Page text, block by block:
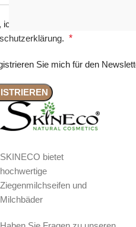
ich möchte ein Kundenkonto
. *
Sie mich für den
SKINECO bietet
hochwertige
Ziegenmilchseifen und
Milchbäder